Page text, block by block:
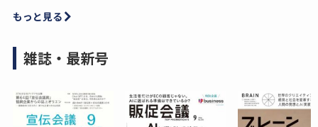
もっと見る
雑誌・最新号